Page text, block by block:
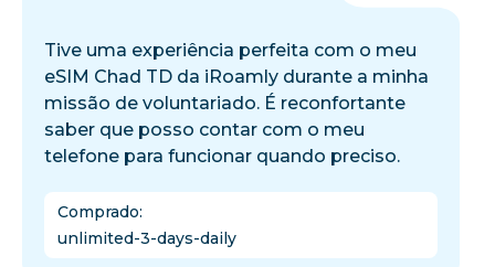
Tive uma experiência perfeita com o meu
eSIM Chad TD da iRoamly durante a minha
missão de voluntariado. É reconfortante
saber que posso contar com o meu
telefone para funcionar quando preciso.
Comprado:
unlimited-3-days-daily